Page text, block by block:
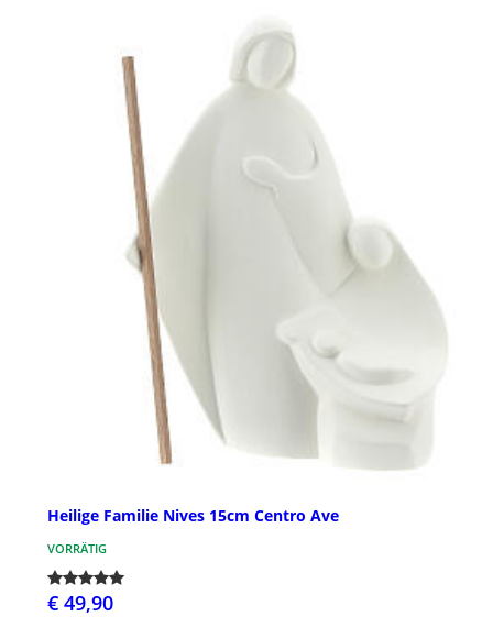
Heilige Familie Nives 15cm Centro Ave
VORRÄTIG
€ 49,90